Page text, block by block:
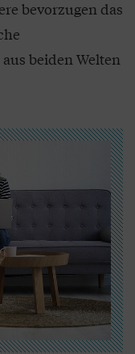
bevorzugen das
beiden Welten